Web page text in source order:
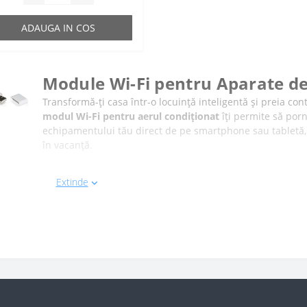
ADAUGA IN COS
Module Wi-Fi pentru Aparate
Transformă-ți casa într-o locuință inteligentă și preia
modul Wi-Fi pentru aerul condiționatîți permite să
echipamentului tău direct de pe smartphone sau
în vacanță.
De ce să instalezi un adaptor Wi-Fi pentru
Notificări și diagnoză rapidă:Primești alerte direct
Extinde